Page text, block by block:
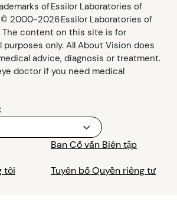
Trẻ Em
Động Vật
of Essilor Laboratories of
2000-2026 Essilor Laboratories of
The content on this site is for
purposes only. All About Vision does
advice, diagnosis or treatment.
doctor if you need medical
Ban Cố vấn Biên tập
tôi Tuyên bố Quyền riêng tư